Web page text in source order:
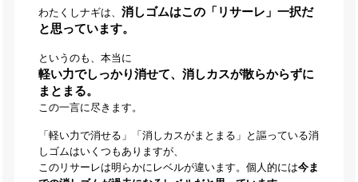
わたくしナギは、 消しゴムはこの「リサーレ」一択だ
と思っています。
というのも、本当に
軽い力でしっかり消せて、消しカスが散らからずに
まとまる。
この一言に尽きます。
「軽い力で消せる」「消しカスがまとまる」と謳っている消
しゴムはいくつもありますが、
このリサーレは明らかにレベルが違います。個人的には今ま